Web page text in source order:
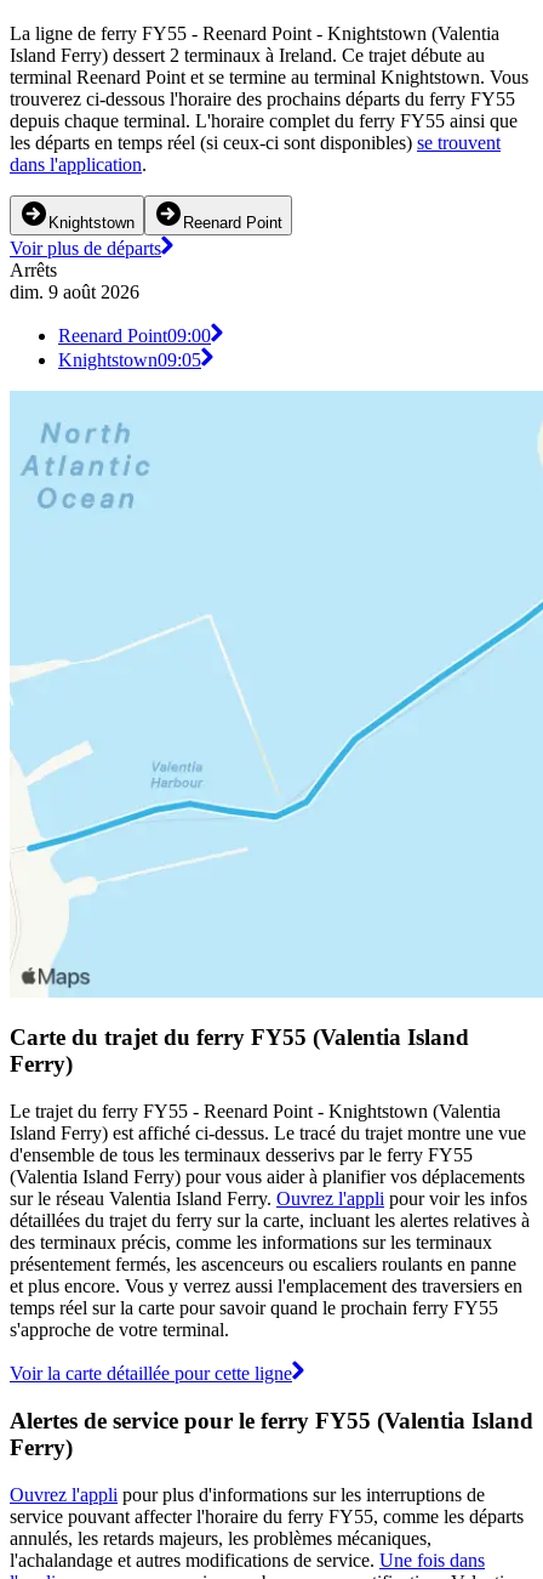
La ligne de ferry FY55 - Reenard Point - Knightstown (Valentia
Island Ferry) dessert 2 terminaux à Ireland. Ce trajet débute au
terminal Reenard Point et se termine au terminal Knightstown. Vous
trouverez ci-dessous l'horaire des prochains départs du ferry FY55
depuis chaque terminal. L'horaire complet du ferry FY55 ainsi que
les départs en temps réel (si ceux-ci sont disponibles) se trouvent
dans l'application.
Knightstown Reenard Point
Voir plus de départs
Arrêts
dim. 9 août 2026
Reenard Point09:00
Knightstown09:05
Carte du trajet du ferry FY55 (Valentia Island
Ferry)
Le trajet du ferry FY55 - Reenard Point - Knightstown (Valentia
Island Ferry) est affiché ci-dessus. Le tracé du trajet montre une vue
d'ensemble de tous les terminaux desserivs par le ferry FY55
(Valentia Island Ferry) pour vous aider à planifier vos déplacements
sur le réseau Valentia Island Ferry. Ouvrez l'appli pour voir les infos
détaillées du trajet du ferry sur la carte, incluant les alertes relatives à
des terminaux précis, comme les informations sur les terminaux
présentement fermés, les ascenceurs ou escaliers roulants en panne
et plus encore. Vous y verrez aussi l'emplacement des traversiers en
temps réel sur la carte pour savoir quand le prochain ferry FY55
s'approche de votre terminal.
Voir la carte détaillée pour cette ligne
Alertes de service pour le ferry FY55 (Valentia Island
Ferry)
Ouvrez l'appli pour plus d'informations sur les interruptions de
service pouvant affecter l'horaire du ferry FY55, comme les départs
annulés, les retards majeurs, les problèmes mécaniques,
l'achalandage et autres modifications de service. Une fois dans